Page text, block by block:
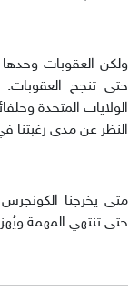
ولكن العقوبات وحدها
حتى تنجح
الولايات المتحدة
النظر عن مدى رغبتنا
متى يخرجنا
حتى تنتهي المهمة